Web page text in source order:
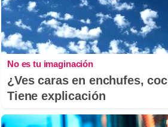
No es tu imaginación
¿Ves caras en enchufes,
Tiene explicación